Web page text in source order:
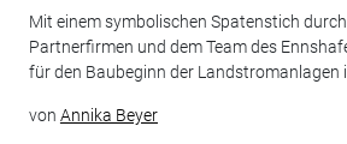
Mit einem symbolischen Spatenstich
Partnerfirmen und dem Team des
für den Baubeginn der Landstromanlagen
von Annika Beyer